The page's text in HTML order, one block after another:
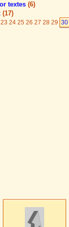
textes (6)
(17)
23 24 25 26 27 28 29 30